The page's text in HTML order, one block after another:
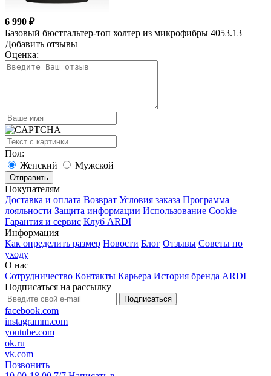
6 990 ₽
Базовый бюстгальтер-топ холтер из микрофибры 4053.13
Добавить отзывы
Оценка:
Пол:
Женский
Мужской
Покупателям
Доставка и оплата Возврат Условия заказа Программа
лояльности Защита информации Использование Cookie
Гарантия и сервис Клуб ARDI
Информация
Как определить размер Новости Блог Отзывы Советы по
уходу
О нас
Сотрудничество Контакты Карьера История бренда ARDI
Подписаться на рассылку
Подписаться
facebook.com
instagramm.com
youtube.com
ok.ru
vk.com
Позвонить